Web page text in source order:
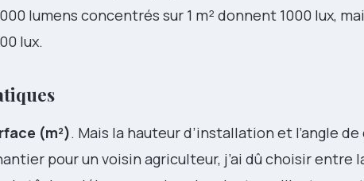
lumens concentrés sur 1 m² donnent 1000 lux,
lux.
(m²). Mais la hauteur d’installation et l’angle
pour un voisin agriculteur, j’ai dû choisir entre